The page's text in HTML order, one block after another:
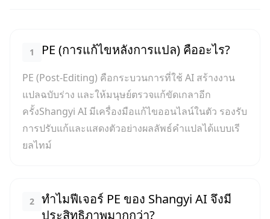
1 PE (การแก้ไขหลังการแปล) คืออะไร?
PE (Post-Editing) คือกระบวนการที่ใช้ AI สร้างงาน
แปลฉบับร่าง และให้มนุษย์ตรวจแก้ขัดเกลาอีก
ครั้งShangyi AI มีเครื่องมือแก้ไขออนไลน์ในตัว รองรับ
การปรับแก้และแสดงตัวอย่างผลลัพธ์คำแปลได้แบบเรี
ยลไทม์
2
ทำไมฟีเจอร์ PE ของ Shangyi AI จึงมี
ประสิทธิภาพมากกว่า?